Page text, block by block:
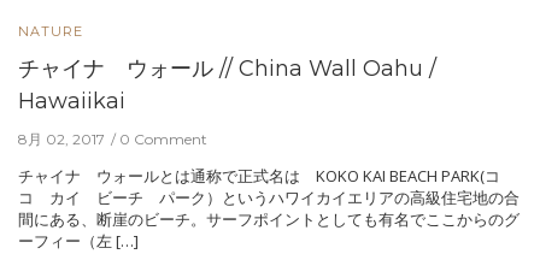
NATURE
チャイナ ウォール // China Wall Oahu /
Hawaiikai
8月 02, 2017 0 Comment
チャイナ ウォールとは通称で正式名は KOKO KAI BEACH PARK(コ
コ カイ ビーチ パーク）というハワイカイエリアの高級住宅地の合
間にある、断崖のビーチ。サーフポイントとしても有名でここからのグ
ーフィー（左 […]